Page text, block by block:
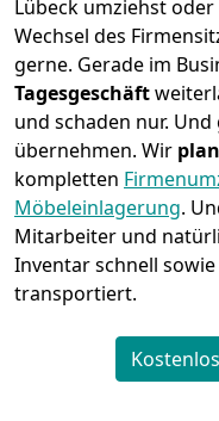
Lübeck umziehst
Wechsel des
gerne. Gerade im
Tagesgeschäft
und schaden nur.
übernehmen. Wir
kompletten
Möbeleinlagerung.
Mitarbeiter und
Inventar schnell
transportiert.